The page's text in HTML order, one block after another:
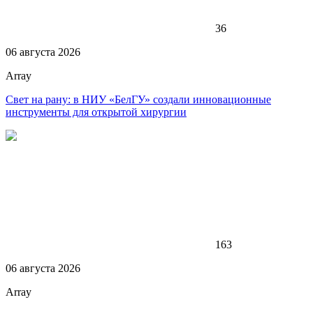
36
06 августа 2026
Array
Свет на рану: в НИУ «БелГУ» создали инновационные
инструменты для открытой хирургии
163
06 августа 2026
Array